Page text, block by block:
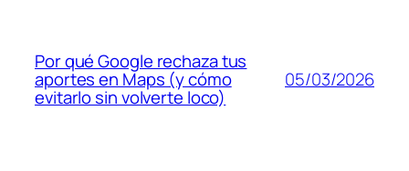
Por qué Google rechaza tus
aportes en Maps (y cómo
evitarlo sin volverte loco)
05/03/2026